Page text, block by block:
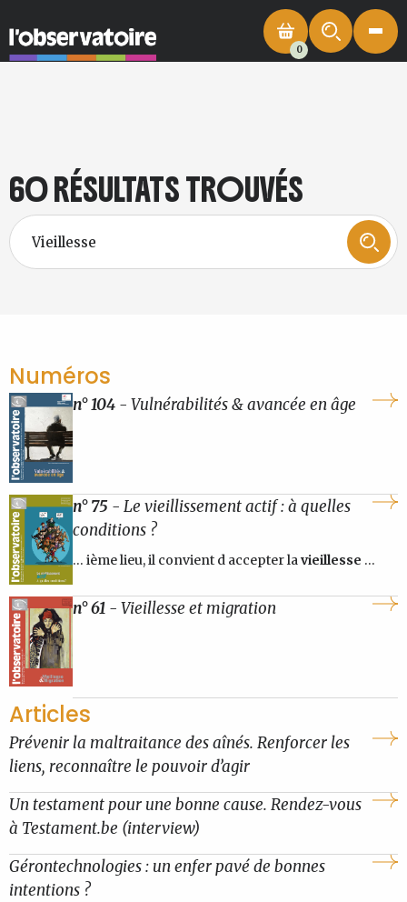
0
60 RÉSULTATS TROUVÉS
Numéros
n° 104 - Vulnérabilités & avancée en âge
n° 75 - Le vieillissement actif : à quelles
conditions ?
... ième lieu, il convient d accepter lavieillesse ...
n° 61 - Vieillesse et migration
Articles
Prévenir la maltraitance des aînés. Renforcer les
liens, reconnaître le pouvoir d’agir
Un testament pour une bonne cause. Rendez-vous
à Testament.be (interview)
Gérontechnologies : un enfer pavé de bonnes
intentions ?